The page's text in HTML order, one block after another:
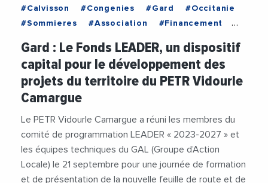
#Calvisson #Congenies #Gard
#Occitanie
#Sommieres
#Association
#Financement
#PETRVidourleCamargue
#PierreMartinez
#Videos
Gard : Le Fonds LEADER, un dispositif
capital pour le développement des
projets du territoire du PETR Vidourle
Camargue
Le PETR Vidourle Camargue a réuni les membres du
comité de programmation LEADER « 2023-2027 » et
les équipes techniques du GAL (Groupe d’Action
Locale) le 21 septembre pour une journée de formation
et de présentation de la nouvelle feuille de route et de